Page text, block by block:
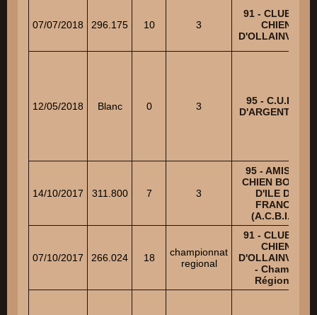
07/07/2018 296.175 10 3
91 - CLUB DU
CHIEN
D'OLLAINVILLE
12/05/2018 Blanc 0 3
95 - C.U.E.C.
D'ARGENTEUIL
14/10/2017 311.800 7 3
95 - AMIS DU
CHIEN BOXER
D'ILE DE
FRANCE
(A.C.B.I.F.)
07/10/2017 266.024 18
championnat
regional
91 - CLUB DU
CHIEN
D'OLLAINVILLE
- Champ.
Régional